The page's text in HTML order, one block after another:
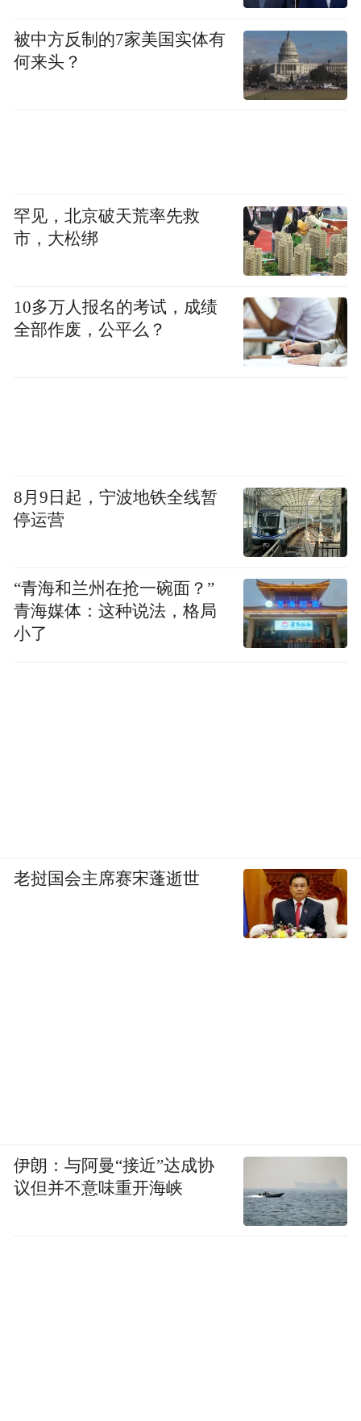
影的惯有风格和咄咄逼人的镜头，讲述了一
位母亲玛丽安娜奋力挽救患病女儿卡门的感
人故事。导演多鲁-尼策斯库携女主角罗狄卡-
拉扎尔，以及影片编剧出席发布会，编剧透
挑战的部分。导演多鲁-尼策斯库则说，这部
影片虽然是一个很悲惨的故事，但他希望传
达的却是对生活的勇气。“因为这个母亲在送
让我们看到腹中之光，真实的生活就是这
样，永远只有一种选择，那就是向前看，向
案件本身并非焦点
少女素媛不幸遭到强奸，身心受到重创，但
在家人和社会的帮助下，勇敢地走出黑暗阴
霾，努力为余生打开一扇明亮之窗的故事。
事件并非只韩国有，而是一个全世界存在的
事件。案件本身并不是他想要展示的焦点，
他希望通过这部影片向社会展示这样的不幸
被中方反制的7家美国实体有
何来头？
罕见，北京破天荒率先救
市，大松绑
10多万人报名的考试，成绩
全部作废，公平么？
8月9日起，宁波地铁全线暂
停运营
“青海和兰州在抢一碗面？”
青海媒体：这种说法，格局
小了
老挝国会主席赛宋蓬逝世
伊朗：与阿曼“接近”达成协
议但并不意味重开海峡